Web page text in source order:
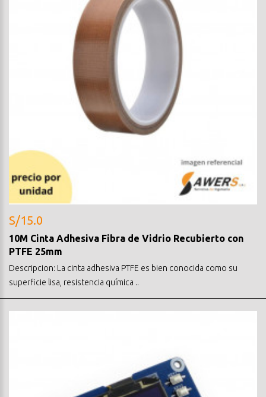
S/15.0
10M Cinta Adhesiva Fibra de Vidrio Recubierto con
PTFE 25mm
Descripcion: La cinta adhesiva PTFE es bien conocida como su
superficie lisa, resistencia química ..